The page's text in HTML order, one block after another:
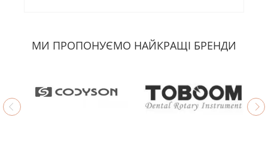
МИ ПРОПОНУЄМО НАЙКРАЩІ БРЕНДИ